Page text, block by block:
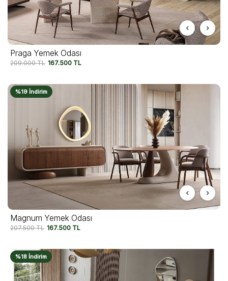
Praga Yemek Odası
209.000TL 167.500 TL
%19 İndirim
Magnum Yemek Odası
207.500TL 167.500 TL
%18 İndirim